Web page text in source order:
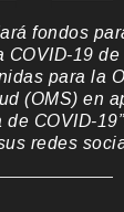
fondos
COVID-19
para la
(OMS) en
COVID-
redes